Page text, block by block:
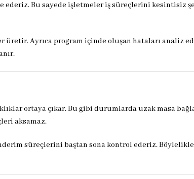
ederiz. Bu sayede işletmeler iş süreçlerini kesintisiz
Ayrıca program içinde oluşan hataları analiz
ortaya çıkar. Bu gibi durumlarda uzak masa
aksamaz.
süreçlerini baştan sona kontrol ederiz.